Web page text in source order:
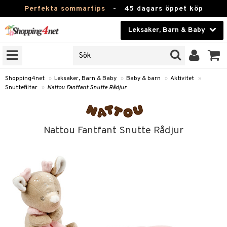
Perfekta sommartips - 45 dagars öppet köp
Leksaker, Barn & Baby
Skönhet
Kontaktlinser
Hem & Inredning
Leksaker, Barn & Baby
Varumärken
Kampanjer
Shopping4net » Leksaker, Barn & Baby » Baby & barn » Aktivitet »
Snuttefiltar » Nattou Fantfant Snutte Rådjur
Nattou Fantfant Snutte Rådjur
& Mössor
Skallra